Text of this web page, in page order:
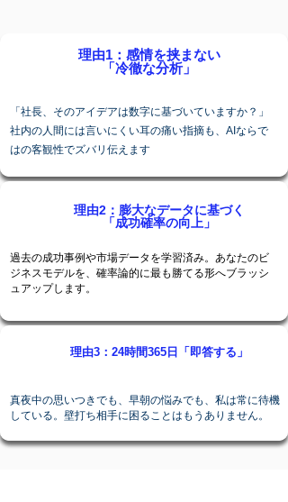
理由1：感情を挟まない
「冷徹な分析」
「社長、そのアイデアは数字に基づいていますか？」
社内の人間には言いにくい耳の痛い指摘も、AIならで
はの客観性でズバリ伝えます
理由2：膨大なデータに基づく
「成功確率の向上」
過去の成功事例や市場データを学習済み。あなたのビ
ジネスモデルを、確率論的に最も勝てる形へブラッシ
ュアップします。
理由3：24時間365日「即答する」
真夜中の思いつきでも、早朝の悩みでも、私は常に待機
している。壁打ち相手に困ることはもうありません。